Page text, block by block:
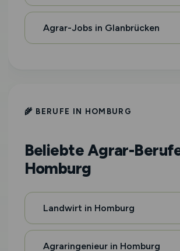
Agrar-Jobs in Glanbrücken
🌾 BERUFE IN HOMBURG
Beliebte Agrar-
Homburg
Landwirt in Homburg
Agraringenieur in Homburg